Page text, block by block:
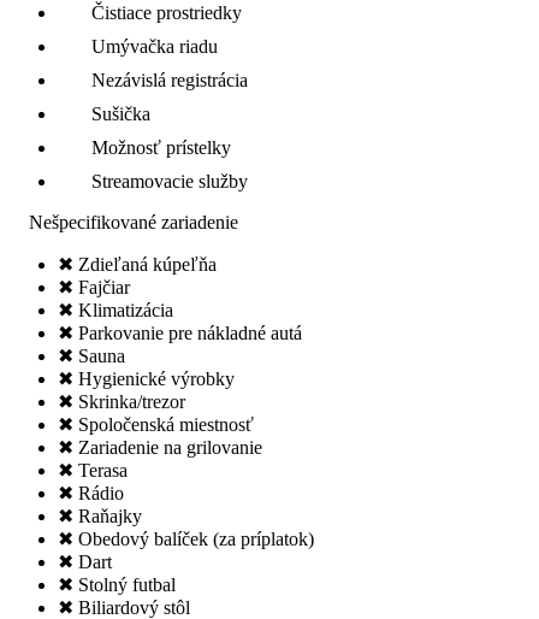
Čistiace prostriedky
Umývačka riadu
Nezávislá registrácia
Sušička
Možnosť prístelky
Streamovacie služby
Nešpecifikované zariadenie
✖ Zdieľaná kúpeľňa
✖ Fajčiar
✖ Klimatizácia
✖ Parkovanie pre nákladné autá
✖ Sauna
✖ Hygienické výrobky
✖ Skrinka/trezor
✖ Spoločenská miestnosť
✖ Zariadenie na grilovanie
✖ Terasa
✖ Rádio
✖ Raňajky
✖ Obedový balíček (za príplatok)
✖ Dart
✖ Stolný futbal
✖ Biliardový stôl